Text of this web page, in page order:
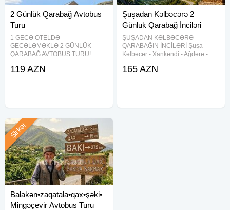
2 Günlük Qarabağ Avtobus
Turu
1 GECƏ OTELDƏ
GECƏLƏMƏKLƏ 2 GÜNLÜK
QARABAĞ AVTOBUS TURU!
AĞDAM • ƏSGƏRAN • XOCALI •
119 AZN
Şuşadan Kəlbəcərə 2
Günluk Qarabağ İnciləri
ŞUŞADAN KƏLBƏCƏRƏ –
QARABAĞIN İNCİLƏRİ Şuşa -
Kəlbəcər - Xankəndi - Ağdərə -
Əsgəran turu Tarixlər (2 günlük):
165 AZN
Balakən•zaqatala•qax•şəki•
Mingəçevir Avtobus Turu
Şirkət